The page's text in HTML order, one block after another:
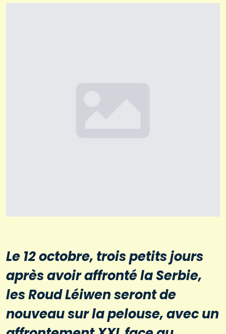
Le 12 octobre, trois petits jours
après avoir affronté la Serbie,
les Roud Léiwen seront de
nouveau sur la pelouse, avec un